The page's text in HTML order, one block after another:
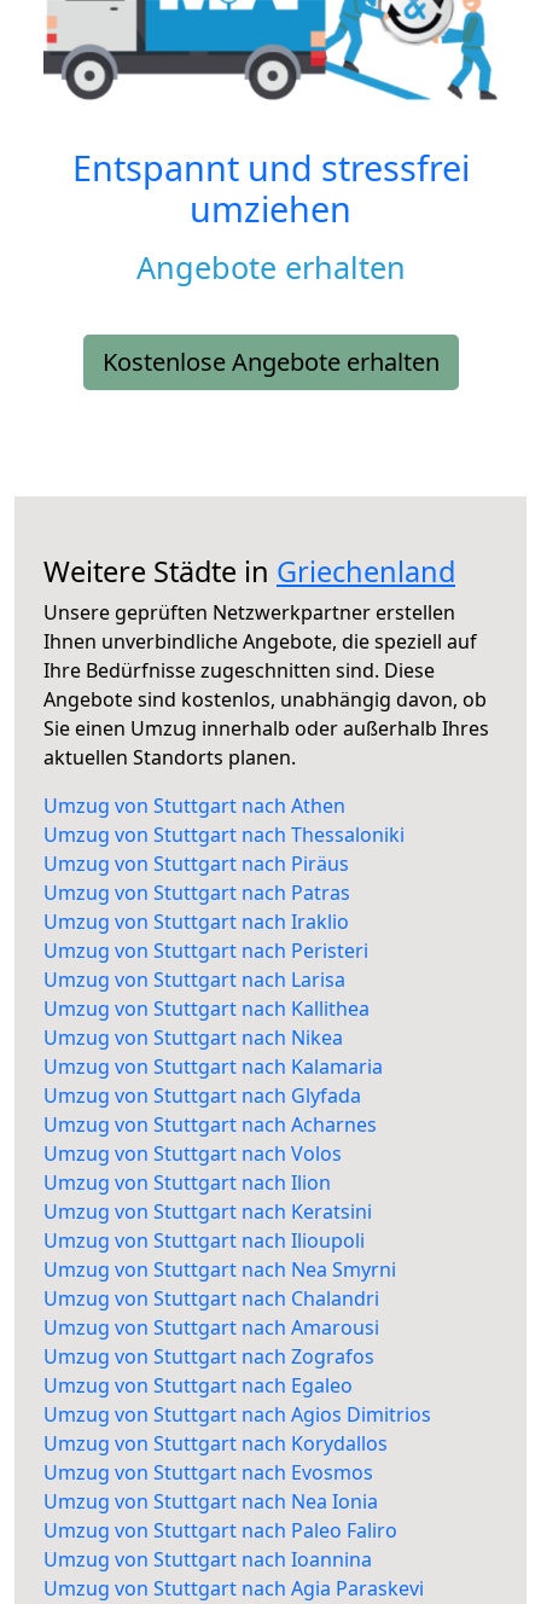
Entspannt und stressfrei
umziehen
Angebote erhalten
Kostenlose Angebote erhalten
Weitere Städte in Griechenland
Unsere geprüften Netzwerkpartner erstellen
Ihnen unverbindliche Angebote, die speziell auf
Ihre Bedürfnisse zugeschnitten sind. Diese
Angebote sind kostenlos, unabhängig davon, ob
Sie einen Umzug innerhalb oder außerhalb Ihres
aktuellen Standorts planen.
Umzug von Stuttgart nach Athen
Umzug von Stuttgart nach Thessaloniki
Umzug von Stuttgart nach Piräus
Umzug von Stuttgart nach Patras
Umzug von Stuttgart nach Iraklio
Umzug von Stuttgart nach Peristeri
Umzug von Stuttgart nach Larisa
Umzug von Stuttgart nach Kallithea
Umzug von Stuttgart nach Nikea
Umzug von Stuttgart nach Kalamaria
Umzug von Stuttgart nach Glyfada
Umzug von Stuttgart nach Acharnes
Umzug von Stuttgart nach Volos
Umzug von Stuttgart nach Ilion
Umzug von Stuttgart nach Keratsini
Umzug von Stuttgart nach Ilioupoli
Umzug von Stuttgart nach Nea Smyrni
Umzug von Stuttgart nach Chalandri
Umzug von Stuttgart nach Amarousi
Umzug von Stuttgart nach Zografos
Umzug von Stuttgart nach Egaleo
Umzug von Stuttgart nach Agios Dimitrios
Umzug von Stuttgart nach Korydallos
Umzug von Stuttgart nach Evosmos
Umzug von Stuttgart nach Nea Ionia
Umzug von Stuttgart nach Paleo Faliro
Umzug von Stuttgart nach Ioannina
Umzug von Stuttgart nach Agia Paraskevi